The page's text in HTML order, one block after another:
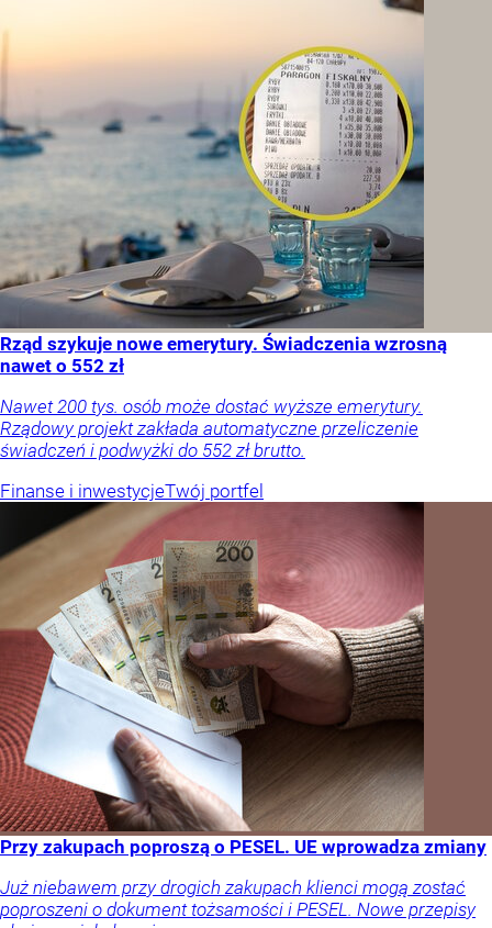
Rząd szykuje nowe emerytury. Świadczenia wzrosną
nawet o 552 zł
Nawet 200 tys. osób może dostać wyższe emerytury.
Rządowy projekt zakłada automatyczne przeliczenie
świadczeń i podwyżki do 552 zł brutto.
Finanse i inwestycjeTwój portfel
Przy zakupach poproszą o PESEL. UE wprowadza zmiany
Już niebawem przy drogich zakupach klienci mogą zostać
poproszeni o dokument tożsamości i PESEL. Nowe przepisy